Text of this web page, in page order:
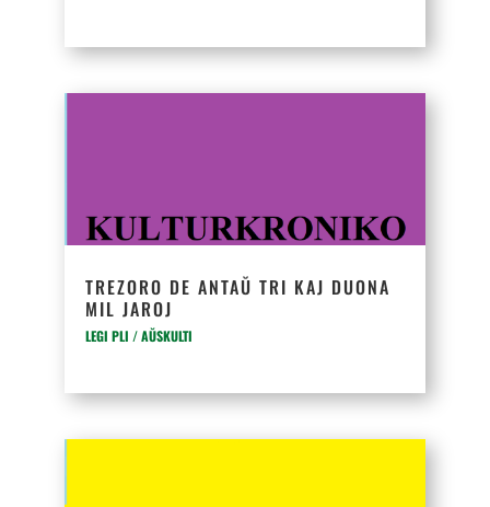
TREZORO DE ANTAŬ TRI KAJ DUONA
MIL JAROJ
LEGI PLI / AŬSKULTI